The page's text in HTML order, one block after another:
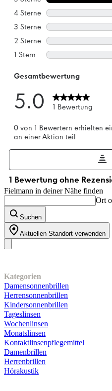
Fielmann in deiner Nähe finden
Ort
Suchen
Aktuellen Standort verwenden
Kategorien
Damensonnenbrillen
Herrensonnenbrillen
Kindersonnenbrillen
Tageslinsen
Wochenlinsen
Monatslinsen
Kontaktlinsenpflegemittel
Damenbrillen
Herrenbrillen
Hörakustik